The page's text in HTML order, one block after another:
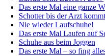
Das erste Mal eine ganze
Schotter bis der Arzt kommt
Nie wieder Laufschuhe!
Das erste Mal Laufen auf
Schuhe aus beim Joggen
Das erste Mal – so fing